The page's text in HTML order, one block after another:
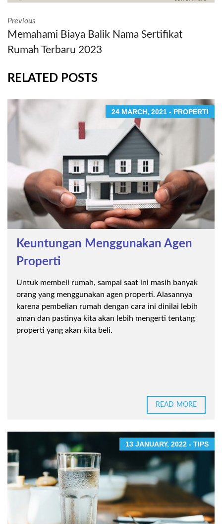
Previous
Memahami Biaya Balik Nama Sertifikat
Rumah Terbaru 2023
RELATED POSTS
24 MARCH, 2021 - PROPERTI
Keuntungan Menggunakan Agen
Properti
Untuk membeli rumah, sampai saat ini masih banyak
orang yang menggunakan agen properti. Alasannya
karena pembelian rumah dengan cara ini dinilai lebih
aman dan pastinya kita akan lebih mengerti tentang
properti yang akan kita beli.
READ MORE
13 JANUARY, 2022 - TIPS